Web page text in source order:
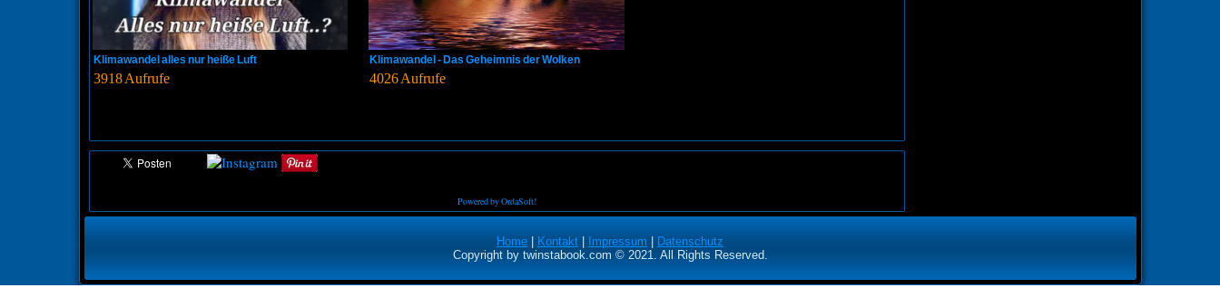
Klimawandel alles nur heiße Luft
3918 Aufrufe
Klimawandel - Das Geheimnis der Wolken
4026 Aufrufe
Powered by OrdaSoft!
Home Kontakt Impressum
Datenschutz
Copyright by twinstabook.com © 2021. All Rights Reserved.